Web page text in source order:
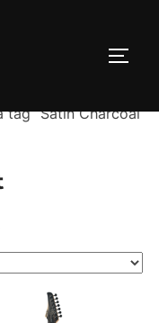
“Satin Charcoal